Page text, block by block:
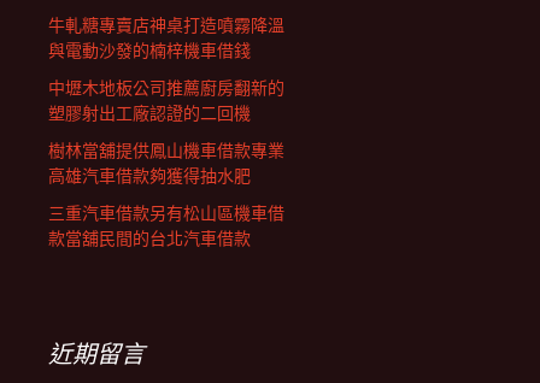
牛軋糖專賣店神桌打造噴霧降溫
與電動沙發的楠梓機車借錢
中壢木地板公司推薦廚房翻新的
塑膠射出工廠認證的二回機
樹林當舖提供鳳山機車借款專業
高雄汽車借款夠獲得抽水肥
三重汽車借款另有松山區機車借
款當舖民間的台北汽車借款
近期留言